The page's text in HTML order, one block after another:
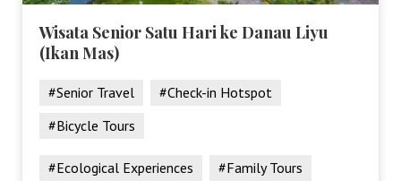
Wisata Senior Satu Hari ke Danau Liyu
(Ikan Mas)
#Senior Travel
#Check-in Hotspot
#Bicycle Tours
#Ecological Experiences #Family Tours